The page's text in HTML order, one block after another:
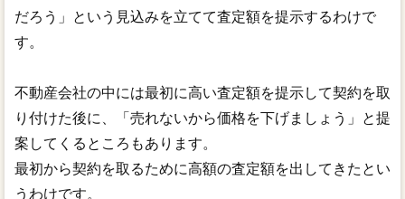
だろう」という見込みを立てて査定額を提示するわけで
す。
不動産会社の中には最初に高い査定額を提示して契約を取
り付けた後に、「売れないから価格を下げましょう」と提
案してくるところもあります。
最初から契約を取るために高額の査定額を出してきたとい
うわけです。